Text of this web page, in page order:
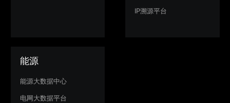
IP溯源平台
能源
能源大数据中心
电网大数据平台